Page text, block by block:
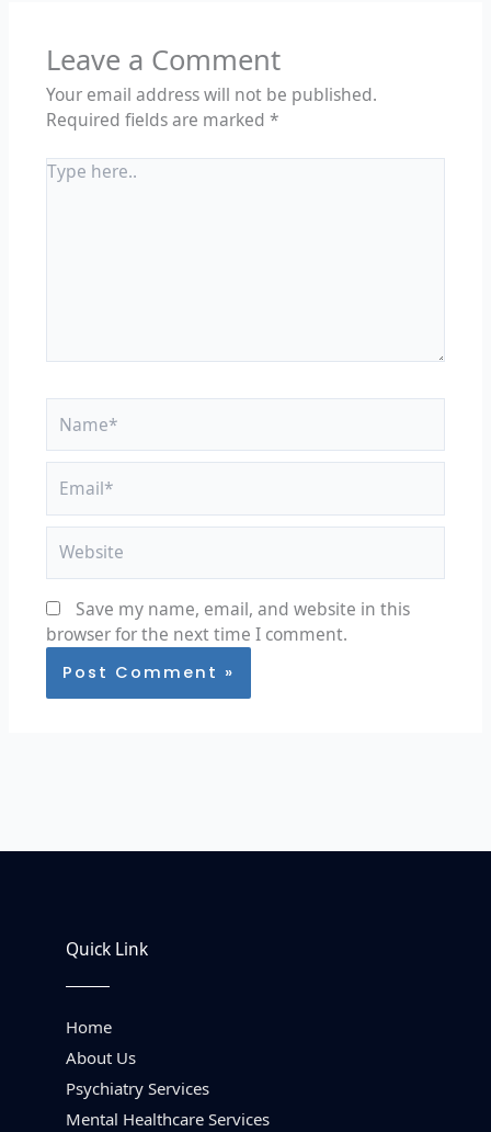
Leave a Comment
Your email address will not be published.
Required fields are marked *
Type
Save my name, email, and website in this
browser for the next time I comment.
Quick Link
Home
About Us
Psychiatry Services
Mental Healthcare Services